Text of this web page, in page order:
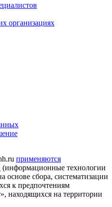
организациях
применяются
(информационные технологии
основе сбора, систематизации
к предпочтениям
находящихся на территории